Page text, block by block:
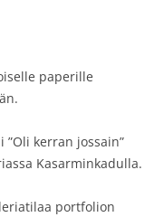
paperille
kerran jossain”
Kasarminkadulla.
portfolion